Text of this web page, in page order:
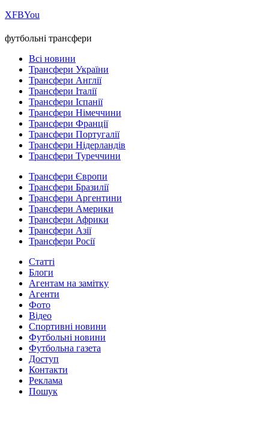
ХFBYou
футбольні трансфери
Всі новини
Трансфери України
Трансфери Англії
Трансфери Італії
Трансфери Іспанії
Трансфери Німеччини
Трансфери Франції
Трансфери Португалії
Трансфери Нідерландів
Трансфери Туреччини
Трансфери Європи
Трансфери Бразилії
Трансфери Аргентини
Трансфери Америки
Трансфери Африки
Трансфери Азії
Трансфери Росії
Статті
Блоги
Агентам на замітку
Агенти
Фото
Відео
Спортивні новини
Футбольні новини
Футбольна газета
Доступ
Контакти
Реклама
Пошук